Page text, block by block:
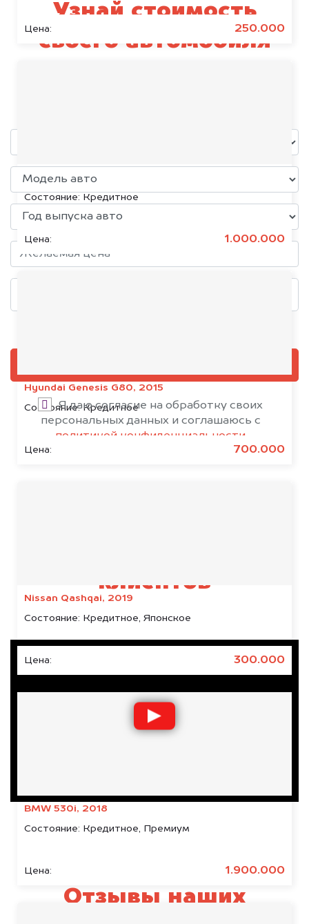
Цена: 250.000
KIA K5, 2020
Состояние: Кредитное
Цена: 1.000.000
Hyundai Genesis G80, 2015
Состояние:Кредитное
Цена: 700.000
Nissan Qashqai, 2019
Состояние: Кредитное, Японское
Цена: 300.000
BMW 530i, 2018
Состояние: Кредитное, Премиум
Цена: 1.900.000
Узнай стоимость
своего автомобиля
Я даю согласие на обработку своих
персональных данных и соглашаюсь с
политикой конфиденциальности
клиентов
Отзывы наших